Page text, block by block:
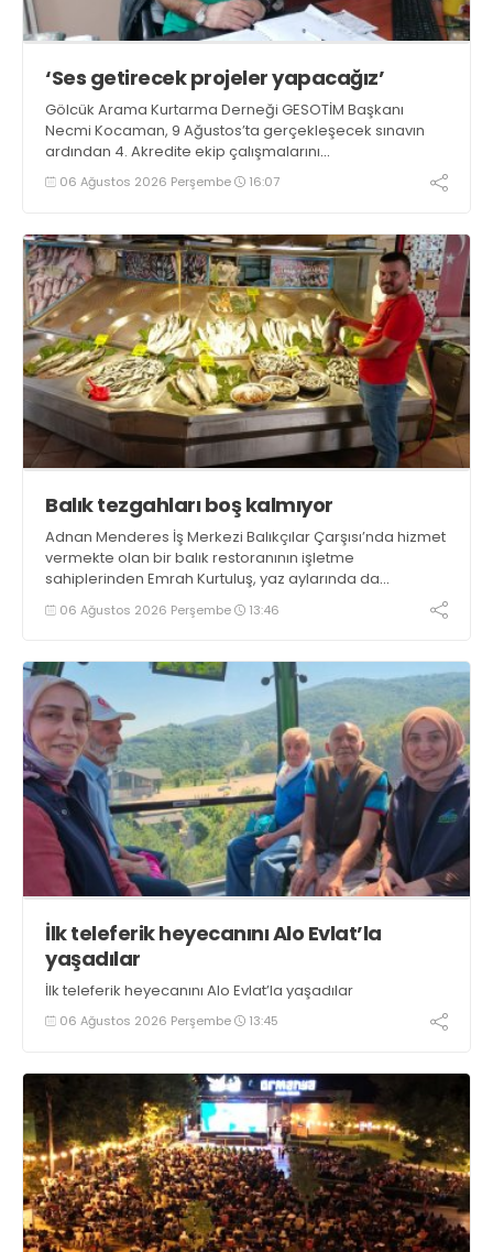
‘Ses getirecek projeler yapacağız’
Gölcük Arama Kurtarma Derneği GESOTİM Başkanı
Necmi Kocaman, 9 Ağustos’ta gerçekleşecek sınavın
ardından 4. Akredite ekip çalışmalarını
tamamlayacaklarını ifade ederek açıklamalarda
bulundu. Kocaman, “Gölcük’te ve Kocaeli genelinde ses
06 Ağustos 2026 Perşembe 16:07
Balık tezgahları boş kalmıyor
Adnan Menderes İş Merkezi Balıkçılar Çarşısı’nda hizmet
vermekte olan bir balık restoranının işletme
sahiplerinden Emrah Kurtuluş, yaz aylarında da
tezgahlarda taze balık bulunduğunu ifade ederek “Yıl
boyunca tezgahlarda taze balık bulmak mümkün
06 Ağustos 2026 Perşembe 13:46
İlk teleferik heyecanını Alo Evlat’la
yaşadılar
İlk teleferik heyecanını Alo Evlat’la yaşadılar
06 Ağustos 2026 Perşembe 13:45